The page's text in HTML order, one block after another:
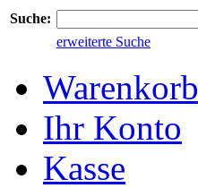
Suche:
erweiterte Suche
Warenkorb
Ihr Konto
Kasse